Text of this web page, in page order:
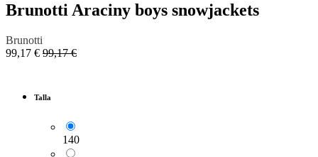
Brunotti Araciny boys snowjackets
Brunotti
99,17 € 99,17€
Talla
140